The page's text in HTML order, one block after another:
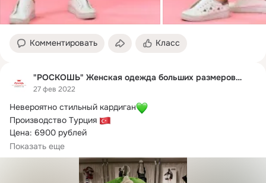
Комментировать Класс
"РОСКОШЬ" Женская одежда больших размеров🇹🇷
27 фев 2022
Невероятно стильный кардиган
Производство Турция
#одеждабольшихразмеров
#большиеразмеры #саратов...
Показать еще